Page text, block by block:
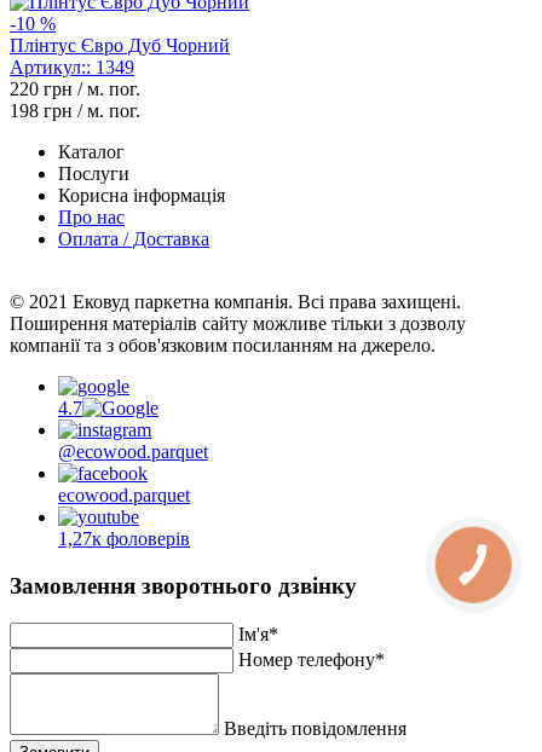
-10 %
Плінтус Євро Дуб Чорний
Артикул:: 1349
220 грн / м. пог.
198 грн / м. пог.
Каталог
Послуги
Корисна інформація
Про нас
Оплата / Доставка
© 2021 Ековуд паркетна компанія. Всі права захищені.
Поширення матеріалів сайту можливе тільки з дозволу
компанії та з обов'язковим посиланням на джерело.
4.7
@ecowood.parquet
ecowood.parquet
1,27к фоловерів
Замовлення зворотнього дзвінку
Ім'я*
Номер телефону*
Введіть повідомлення
КНОПКА
ЗВ'ЯЗКУ